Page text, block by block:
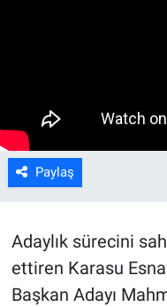
Paylaş
Adaylık sürecini
ettiren Karasu
Başkan Adayı